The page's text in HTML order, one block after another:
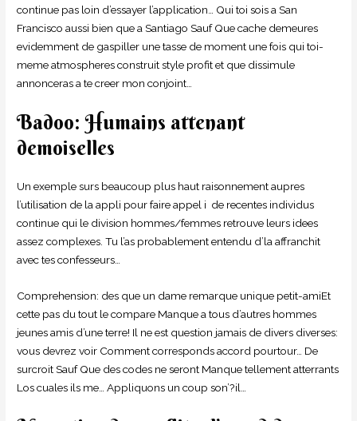
continue pas loin d’essayer l’application… Qui toi sois a San
Francisco aussi bien que a Santiago Sauf Que cache demeures
evidemment de gaspiller une tasse de moment une fois qui toi-
meme atmospheres construit style profit et que dissimule
annonceras a te creer mon conjoint…
Badoo: Humains attenant
demoiselles
Un exemple surs beaucoup plus haut raisonnement aupres
l’utilisation de la appli pour faire appel i de recentes individus
continue qui le division hommes/femmes retrouve leurs idees
assez complexes. Tu l’as probablement entendu d’la affranchit
avec tes confesseurs…
Comprehension: des que un dame remarque unique petit-amiEt
cette pas du tout le compare Manque a tous d’autres hommes
jeunes amis d’une terre! Il ne est question jamais de divers diverses:
vous devrez voir Comment corresponds accord pourtour… De
surcroit Sauf Que des codes ne seront Manque tellement atterrants
Los cuales ils me… Appliquons un coup son’?il…